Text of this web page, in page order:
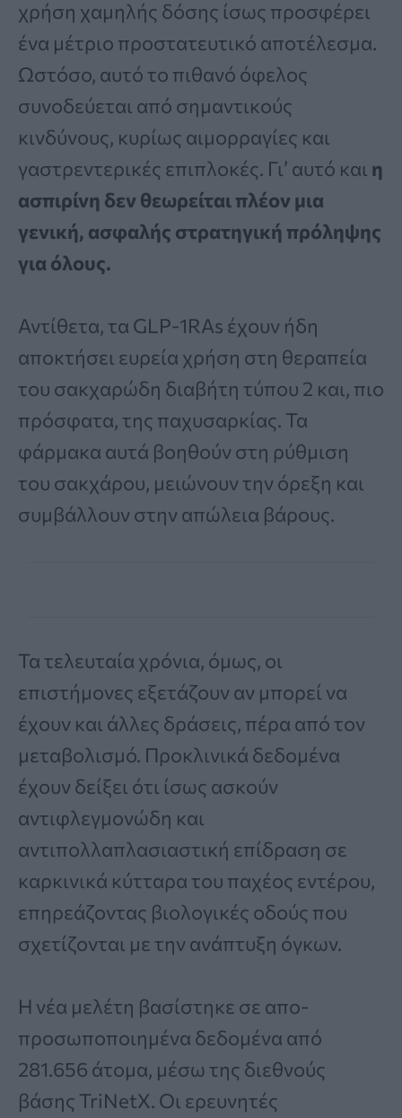
χρήση χαμηλής δόσης ίσως προσφέρει
ένα μέτριο προστατευτικό αποτέλεσμα.
Ωστόσο, αυτό το πιθανό όφελος
συνοδεύεται από σημαντικούς
κινδύνους, κυρίως αιμορραγίες και
γαστρεντερικές επιπλοκές. Γι’ αυτό και η
ασπιρίνη δεν θεωρείται πλέον μια
γενική, ασφαλής στρατηγική πρόληψης
για όλους.
Αντίθετα, τα GLP-1RAs έχουν ήδη
αποκτήσει ευρεία χρήση στη θεραπεία
του σακχαρώδη διαβήτη τύπου 2 και, πιο
πρόσφατα, της παχυσαρκίας. Τα
φάρμακα αυτά βοηθούν στη ρύθμιση
του σακχάρου, μειώνουν την όρεξη και
συμβάλλουν στην απώλεια βάρους.
Τα τελευταία χρόνια, όμως, οι
επιστήμονες εξετάζουν αν μπορεί να
έχουν και άλλες δράσεις, πέρα από τον
μεταβολισμό. Προκλινικά δεδομένα
έχουν δείξει ότι ίσως ασκούν
αντιφλεγμονώδη και
αντιπολλαπλασιαστική επίδραση σε
καρκινικά κύτταρα του παχέος εντέρου,
επηρεάζοντας βιολογικές οδούς που
σχετίζονται με την ανάπτυξη όγκων.
Η νέα μελέτη βασίστηκε σε απο-
προσωποποιημένα δεδομένα από
281.656 άτομα, μέσω της διεθνούς
βάσης TriNetX. Οι ερευνητές